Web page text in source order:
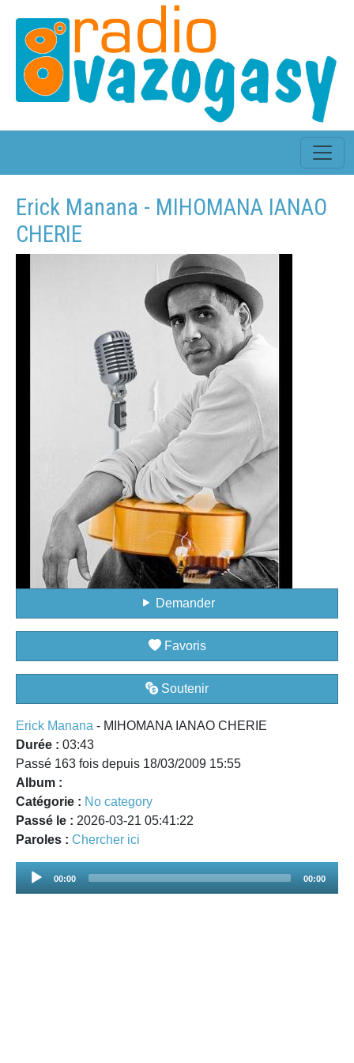
Erick Manana - MIHOMANA IANAO
CHERIE
Demander
Favoris
Soutenir
Erick Manana - MIHOMANA IANAO CHERIE
Durée : 03:43
Passé 163 fois depuis 18/03/2009 15:55
Album :
Catégorie : No category
Passé le : 2026-03-21 05:41:22
Paroles : Chercher ici
Audio
00:00 00:00